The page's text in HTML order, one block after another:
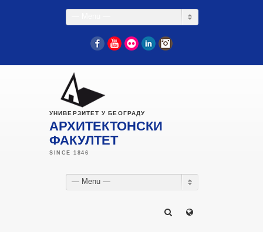
FacebookYouTube
Flickr LinkedIn
УНИВЕРЗИТЕТ У БЕОГРАДУ
АРХИТЕКТОНСКИ
ФАКУЛТЕТ
— Menu —